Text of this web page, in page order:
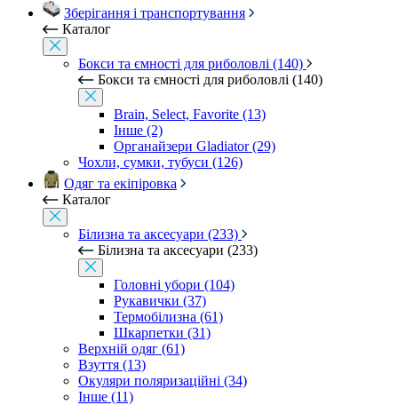
Зберігання і транспортування
Каталог
Бокси та ємності для риболовлі (140)
Бокси та ємності для риболовлі (140)
Brain, Select, Favorite (13)
Інше (2)
Органайзери Gladiator (29)
Чохли, сумки, тубуси (126)
Одяг та екіпіровка
Каталог
Білизна та аксесуари (233)
Білизна та аксесуари (233)
Головні убори (104)
Рукавички (37)
Термобілизна (61)
Шкарпетки (31)
Верхній одяг (61)
Взуття (13)
Окуляри поляризаційні (34)
Інше (11)